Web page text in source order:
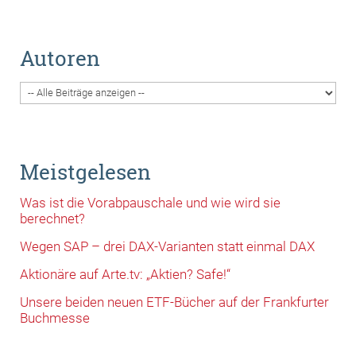
Autoren
Meistgelesen
Was ist die Vorabpauschale und wie wird sie
berechnet?
Wegen SAP – drei DAX-Varianten statt einmal DAX
Aktionäre auf Arte.tv: „Aktien? Safe!“
Unsere beiden neuen ETF-Bücher auf der Frankfurter
Buchmesse